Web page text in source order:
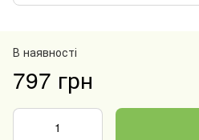
В наявності
797 грн